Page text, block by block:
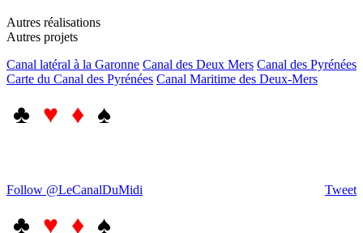
Autres réalisations
Autres projets
Canal latéral à la Garonne Canal des Deux Mers Canal des Pyrénées
Carte du Canal des Pyrénées Canal Maritime des Deux-Mers
♣ ♥ ♦ ♠
Tweet
Follow @LeCanalDuMidi
♣ ♥ ♦ ♠